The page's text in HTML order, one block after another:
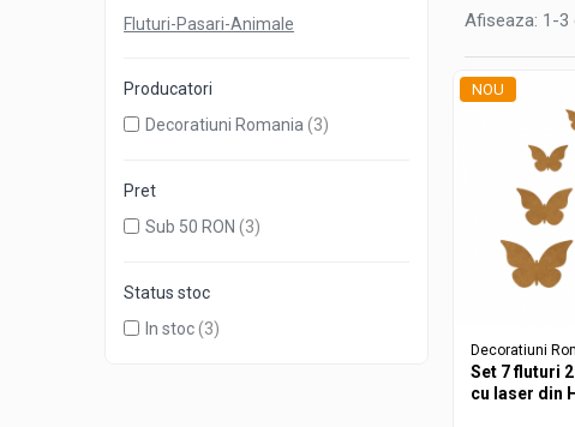
Marturii nunta
Candy bar nunta
Decoratiuni botez
Cutii dar botez
Decoratiuni botez diverse
Fluturi-Pasari-Animale
Producatori
Decoratiuni Romania (3)
Pret
Sub 50 RON (3)
Status stoc
In stoc(3)
Afiseaza: 1-3
NOU
Decoratiuni
Set 7 fluturi
cu laser din